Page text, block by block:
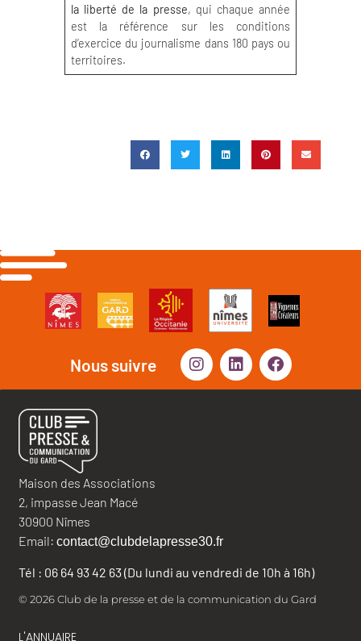
la liberté de la presse, qui chaque année
est la référence sur les conditions
d’exercice du journalisme dans 180 pays ou
territoires.
Nous suivre
Maison des Associations
2, impasse Jean Macé
30900 Nîmes
Email: contact@clubdelapresse30.fr
Tél : 06 64 93 42 63 (Du lundi au vendredi de 10h à 16h)
© 2026 Club de la presse et de la communication du Gard
L'ANNUAIRE